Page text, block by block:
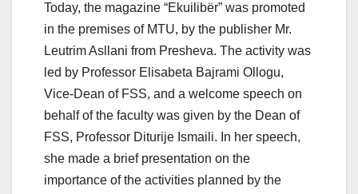
Today, the magazine “Ekuilibër” was promoted
in the premises of MTU, by the publisher Mr.
Leutrim Asllani from Presheva. The activity was
led by Professor Elisabeta Bajrami Ollogu,
Vice-Dean of FSS, and a welcome speech on
behalf of the faculty was given by the Dean of
FSS, Professor Diturije Ismaili. In her speech,
she made a brief presentation on the
importance of the activities planned by the